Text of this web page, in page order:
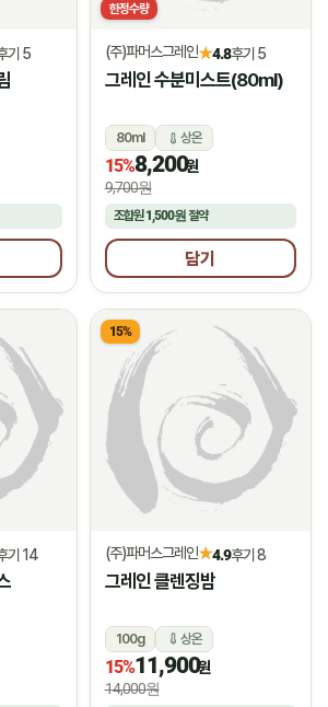
기 5
한정수량
(주)파머스그레인★4.8후기 5
그레인 수분미스트(80ml)
80ml 상온
15%8,200원
9,700원
조합원1,500원절약
담기
기 14
15%
(주)파머스그레인★4.9후기 8
그레인 클렌징밤
100g 상온
15%11,900원
14,000원